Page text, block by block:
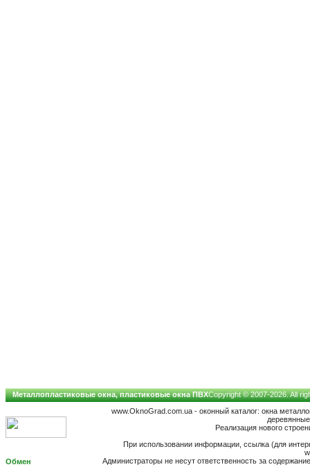
Металлопластиковые окна, пластиковые окна ПВХCopyright © 2007-2026. All
www.OknoGrad.com.ua - оконный каталог: окна
Реализация нового
При использовании информации, ссылка (для
Администраторы не несут ответственность за
Обмен